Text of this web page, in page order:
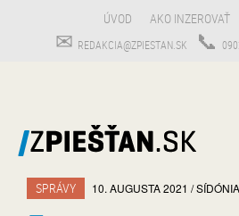
ÚVOD AKO INZEROVAŤ
REDAKCIA@ZPIESTAN.SK
SPRÁVY 10. AUGUSTA 2021 SÍDÓNIA